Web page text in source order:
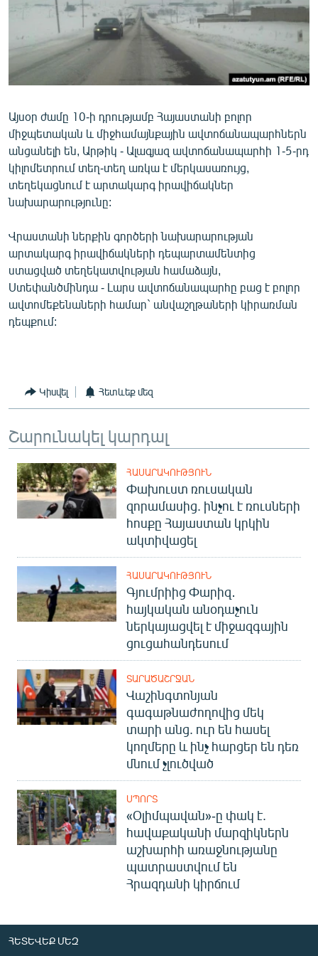
ՄԻՋԱԶԳԱՅԻՆ
ՄՇԱԿՈՒՅԹ
ՍՊՈՐՏ
ՄԵԿՆԱԲԱՆՈՒԹՅՈՒՆ
ՏՏ ԵՒ ԻՆՏԵՐՆԵՏ
ԿՈՐՈՆԱՎԻՐՈՒՍ
ԱՐԽԻՎ
ՏԵՍԱՆՅՈՒԹԵՐ
ՁԳՏԵԼՈՎ ԼԱՎԱԳՈՒՅՆԻՆ
ՓՈԴՔԱՍԹ
Հայերեն
English
ՀԵՏԵՎԵՔ ՄԵԶ
«Ազատության» բոլոր կայքերը
Այսօր ժամը 10-ի դրությամբ Հայաստանի բոլոր
միջպետական և միջհամայնքային ավտոճանապարհներն
անցանելի են, Արթիկ - Ալագյազ ավտոճանապարհի 1-5-րդ
կիլոմետրում տեղ-տեղ առկա է մերկասառույց,
տեղեկացնում է արտակարգ իրավիճակներ
նախարարությունը:
Վրաստանի ներքին գործերի նախարարության
արտակարգ իրավիճակների դեպարտամենտից
ստացված տեղեկատվության համաձայն,
Ստեփանծմինդա - Լարս ավտոճանապարհը բաց է բոլոր
ավտոմեքենաների համար` անվաշղթաների կիրառման
դեպքում:
Կիսվել Հետևեք մեզ
Շարունակել կարդալ
ՀԱՍԱՐԱԿՈՒԹՅՈՒՆ
Փախուստ ռուսական
զորամասից. ինչու է ռուսների
հոսքը Հայաստան կրկին
ակտիվացել
ՀԱՍԱՐԱԿՈՒԹՅՈՒՆ
Գյումրիից Փարիզ․
հայկական անօդաչուն
ներկայացվել է միջազգային
ցուցահանդեսում
ՏԱՐԱԾԱՇՐՋԱՆ
Վաշինգտոնյան
գագաթնաժողովից մեկ
տարի անց. ուր են հասել
կողմերը և ինչ հարցեր են դեռ
մնում չլուծված
ՍՊՈՐՏ
«Օլիմպավան»-ը փակ է.
հավաքականի մարզիկներն
աշխարհի առաջնությանը
պատրաստվում են
Հրազդանի կիրճում
ՀԵՏԵՎԵՔ ՄԵԶ